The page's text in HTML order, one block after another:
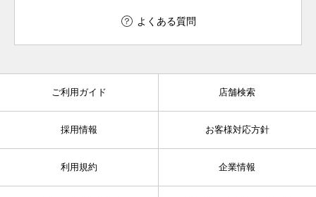
よくある質問
ご利用ガイド 店舗検索
採用情報 お客様対応方針
利用規約 企業情報